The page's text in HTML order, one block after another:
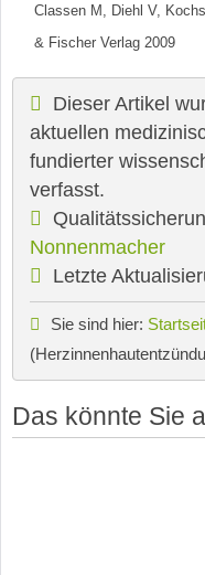
Classen M, Diehl V,
& Fischer Verlag 2009
Dieser Artikel
aktuellen
fundierter
verfasst.
Nonnenmacher
Letzte
Sie sind hier:
Das könnte Sie